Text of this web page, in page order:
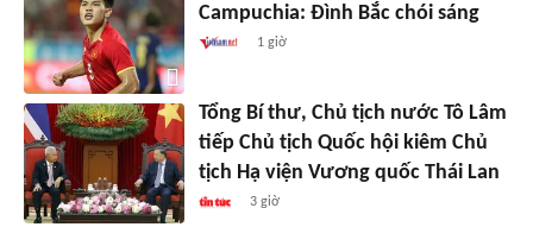
Campuchia: Đình Bắc chói sáng
1 giờ
Tổng Bí thư, Chủ tịch nước Tô Lâm
tiếp Chủ tịch Quốc hội kiêm Chủ
tịch Hạ viện Vương quốc Thái Lan
3 giờ